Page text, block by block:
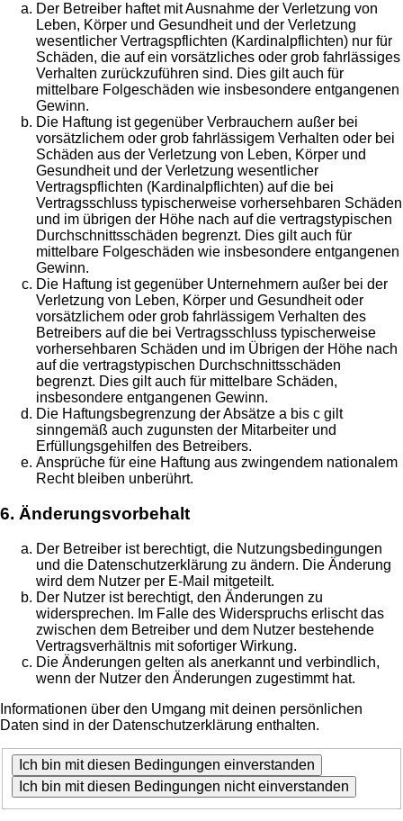
Der Betreiber haftet mit Ausnahme der Verletzung von
Leben, Körper und Gesundheit und der Verletzung
wesentlicher Vertragspflichten (Kardinalpflichten) nur für
Schäden, die auf ein vorsätzliches oder grob fahrlässiges
Verhalten zurückzuführen sind. Dies gilt auch für
mittelbare Folgeschäden wie insbesondere entgangenen
Gewinn.
Die Haftung ist gegenüber Verbrauchern außer bei
vorsätzlichem oder grob fahrlässigem Verhalten oder bei
Schäden aus der Verletzung von Leben, Körper und
Gesundheit und der Verletzung wesentlicher
Vertragspflichten (Kardinalpflichten) auf die bei
Vertragsschluss typischerweise vorhersehbaren Schäden
und im übrigen der Höhe nach auf die vertragstypischen
Durchschnittsschäden begrenzt. Dies gilt auch für
mittelbare Folgeschäden wie insbesondere entgangenen
Gewinn.
Die Haftung ist gegenüber Unternehmern außer bei der
Verletzung von Leben, Körper und Gesundheit oder
vorsätzlichem oder grob fahrlässigem Verhalten des
Betreibers auf die bei Vertragsschluss typischerweise
vorhersehbaren Schäden und im Übrigen der Höhe nach
auf die vertragstypischen Durchschnittsschäden
begrenzt. Dies gilt auch für mittelbare Schäden,
insbesondere entgangenen Gewinn.
Die Haftungsbegrenzung der Absätze a bis c gilt
sinngemäß auch zugunsten der Mitarbeiter und
Erfüllungsgehilfen des Betreibers.
Ansprüche für eine Haftung aus zwingendem nationalem
Recht bleiben unberührt.
6. Änderungsvorbehalt
Der Betreiber ist berechtigt, die Nutzungsbedingungen
und die Datenschutzerklärung zu ändern. Die Änderung
wird dem Nutzer per E-Mail mitgeteilt.
Der Nutzer ist berechtigt, den Änderungen zu
widersprechen. Im Falle des Widerspruchs erlischt das
zwischen dem Betreiber und dem Nutzer bestehende
Vertragsverhältnis mit sofortiger Wirkung.
Die Änderungen gelten als anerkannt und verbindlich,
wenn der Nutzer den Änderungen zugestimmt hat.
Informationen über den Umgang mit deinen persönlichen
Daten sind in der Datenschutzerklärung enthalten.